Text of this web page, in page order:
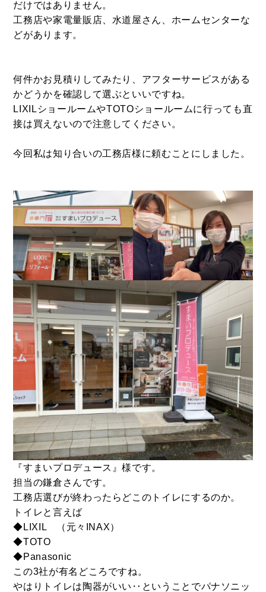
CONTACT お問い合わせ
コンタクトフォームからお問い合わせ
LINEでお問い合わせ
096-211-6210
Follow us
だけではありません。
工務店や家電量販店、水道屋さん、ホームセンターな
どがあります。
何件かお見積りしてみたり、アフターサービスがある
かどうかを確認して選ぶといいですね。
LIXILショールームやTOTOショールームに行っても直
接は買えないので注意してください。
今回私は知り合いの工務店様に頼むことにしました。
『すまいプロデュース』様です。
担当の鎌倉さんです。
工務店選びが終わったらどこのトイレにするのか。
トイレと言えば
◆LIXIL （元々INAX）
◆TOTO
◆Panasonic
この3社が有名どころですね。
やはりトイレは陶器がいい‥ということでパナソニッ